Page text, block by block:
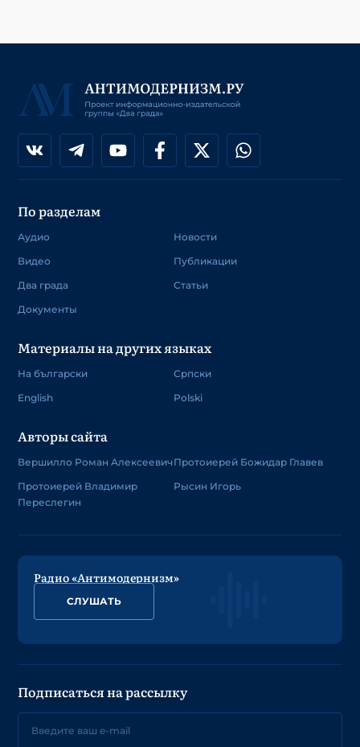
По разделам
Аудио
Видео
Два града
Документы
Новости
Публикации
Статьи
Материалы на других языках
На български
English
Српски
Polski
Авторы сайта
Вершилло Роман Алексеевич
Протоиерей Владимир
Переслегин
Протоиерей Божидар Главев
Рысин Игорь
Радио «Антимодернизм»
СЛУШАТЬ
Подписаться на рассылку